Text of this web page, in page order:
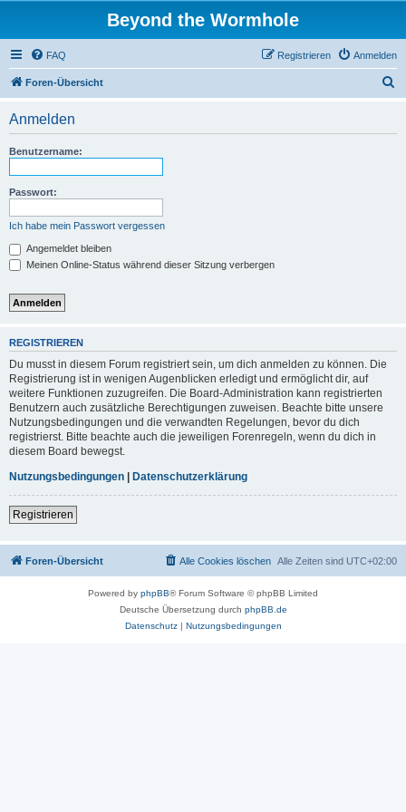
Beyond the Wormhole
FAQ Anmelden
Registrieren
Foren-Übersicht
Anmelden
Benutzername:
Passwort:
Ich habe mein Passwort vergessen
Angemeldet bleiben
Meinen Online-Status während dieser Sitzung verbergen
REGISTRIEREN
Du musst in diesem Forum registriert sein, um dich anmelden zu können. Die
Registrierung ist in wenigen Augenblicken erledigt und ermöglicht dir, auf
weitere Funktionen zuzugreifen. Die Board-Administration kann registrierten
Benutzern auch zusätzliche Berechtigungen zuweisen. Beachte bitte unsere
Nutzungsbedingungen und die verwandten Regelungen, bevor du dich
registrierst. Bitte beachte auch die jeweiligen Forenregeln, wenn du dich in
diesem Board bewegst.
Nutzungsbedingungen | Datenschutzerklärung
Registrieren
Foren-Übersicht Alle Zeiten sind UTC+02:00
Alle Cookies löschen
Powered by phpBB® Forum Software © phpBB Limited
Deutsche Übersetzung durch phpBB.de
Datenschutz| Nutzungsbedingungen